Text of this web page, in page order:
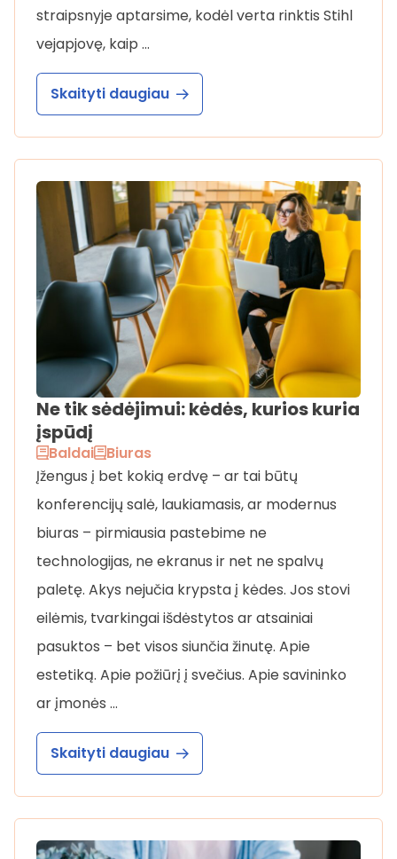
straipsnyje aptarsime, kodėl verta rinktis Stihl
vejapjovę, kaip …
Skaityti daugiau
Ne tik sėdėjimui: kėdės, kurios kuria
įspūdį
Baldai
Biuras
Įžengus į bet kokią erdvę – ar tai būtų
konferencijų salė, laukiamasis, ar modernus
biuras – pirmiausia pastebime ne
technologijas, ne ekranus ir net ne spalvų
paletę. Akys nejučia krypsta į kėdes. Jos stovi
eilėmis, tvarkingai išdėstytos ar atsainiai
pasuktos – bet visos siunčia žinutę. Apie
estetiką. Apie požiūrį į svečius. Apie savininko
ar įmonės …
Skaityti daugiau